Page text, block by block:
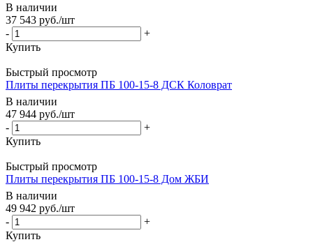
В наличии
37 543 руб./шт
-
+
Купить
Быстрый просмотр
Плиты перекрытия ПБ 100-15-8 ДСК Коловрат
В наличии
47 944 руб./шт
-
+
Купить
Быстрый просмотр
Плиты перекрытия ПБ 100-15-8 Дом ЖБИ
В наличии
49 942 руб./шт
-
+
Купить